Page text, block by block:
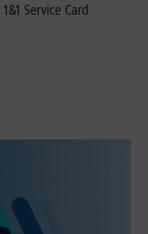
Service Card